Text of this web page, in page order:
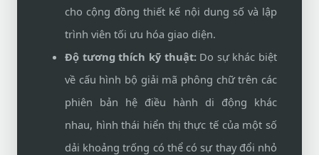
cho cộng đồng thiết kế nội dung số và lập
trình viên tối ưu hóa giao diện.
Độ tương thích kỹ thuật:Do sự khác biệt
về cấu hình bộ giải mã phông chữ trên các
phiên bản hệ điều hành di động khác
nhau, hình thái hiển thị thực tế của một số
dải khoảng trống có thể có sự thay đổi nhỏ